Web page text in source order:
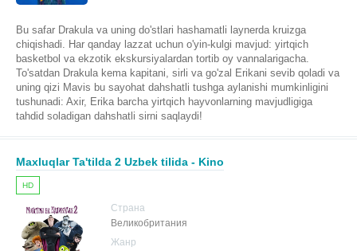
Bu safar Drakula va uning do'stlari hashamatli laynerda kruizga
chiqishadi. Har qanday lazzat uchun o'yin-kulgi mavjud: yirtqich
basketbol va ekzotik ekskursiyalardan tortib oy vannalarigacha.
To'satdan Drakula kema kapitani, sirli va go'zal Erikani sevib qoladi va
uning qizi Mavis bu sayohat dahshatli tushga aylanishi mumkinligini
tushunadi: Axir, Erika barcha yirtqich hayvonlarning mavjudligiga
tahdid soladigan dahshatli sirni saqlaydi!
Maxluqlar Ta'tilda 2 Uzbek tilida - Kino
HD
Страна
Великобритания
Жанр